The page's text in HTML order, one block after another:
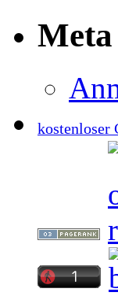
Meta
kostenloser